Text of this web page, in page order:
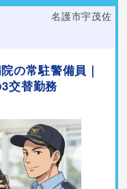
名護市宇茂佐
の常駐警備員｜
交替勤務